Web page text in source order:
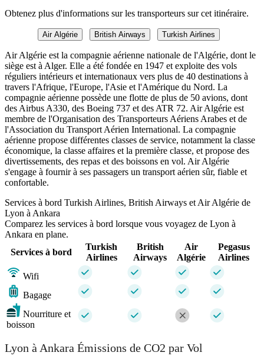
Obtenez plus d'informations sur les transporteurs sur cet itinéraire.
Air Algérie British Airways Turkish Airlines
Air Algérie est la compagnie aérienne nationale de l'Algérie, dont le
siège est à Alger. Elle a été fondée en 1947 et exploite des vols
réguliers intérieurs et internationaux vers plus de 40 destinations à
travers l'Afrique, l'Europe, l'Asie et l'Amérique du Nord. La
compagnie aérienne possède une flotte de plus de 50 avions, dont
des Airbus A330, des Boeing 737 et des ATR 72. Air Algérie est
membre de l'Organisation des Transporteurs Aériens Arabes et de
l'Association du Transport Aérien International. La compagnie
aérienne propose différentes classes de service, notamment la classe
économique, la classe affaires et la première classe, et propose des
divertissements, des repas et des boissons en vol. Air Algérie
s'engage à fournir à ses passagers un transport aérien sûr, fiable et
confortable.
Services à bord Turkish Airlines, British Airways et Air Algérie de
Lyon à Ankara
Comparez les services à bord lorsque vous voyagez de Lyon à
Ankara en plane.
Services à bord
Turkish
Airlines
British
Airways
Air
Algérie
Pegasus
Airlines
Wifi
Bagage
Nourriture et
boisson
Lyon à Ankara Émissions de CO2 par Vol